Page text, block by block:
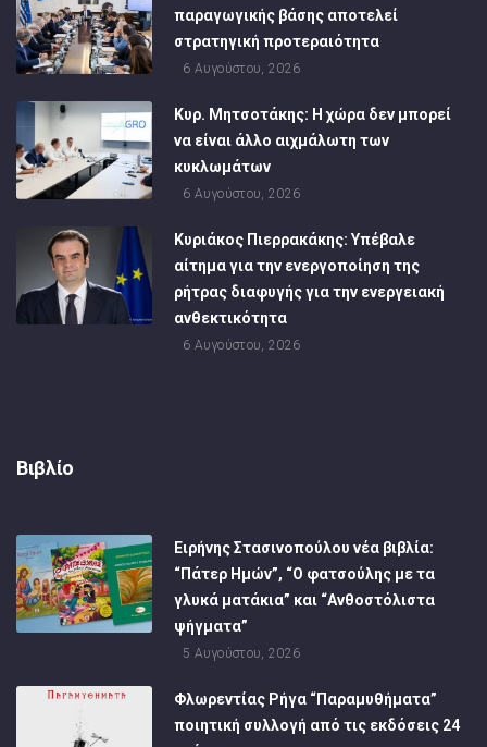
παραγωγικής βάσης αποτελεί
στρατηγική προτεραιότητα
6 Αυγούστου, 2026
Κυρ. Μητσοτάκης: Η χώρα δεν μπορεί
να είναι άλλο αιχμάλωτη των
κυκλωμάτων
6 Αυγούστου, 2026
Κυριάκος Πιερρακάκης: Υπέβαλε
αίτημα για την ενεργοποίηση της
ρήτρας διαφυγής για την ενεργειακή
ανθεκτικότητα
6 Αυγούστου, 2026
Βιβλίο
Ειρήνης Στασινοπούλου νέα βιβλία:
“Πάτερ Ημών”, “Ο φατσούλης με τα
γλυκά ματάκια” και “Ανθοστόλιστα
ψήγματα”
5 Αυγούστου, 2026
Φλωρεντίας Ρήγα “Παραμυθήματα”
ποιητική συλλογή από τις εκδόσεις 24